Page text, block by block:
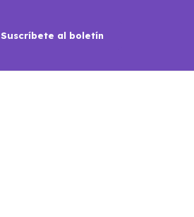
Suscríbete al boletín